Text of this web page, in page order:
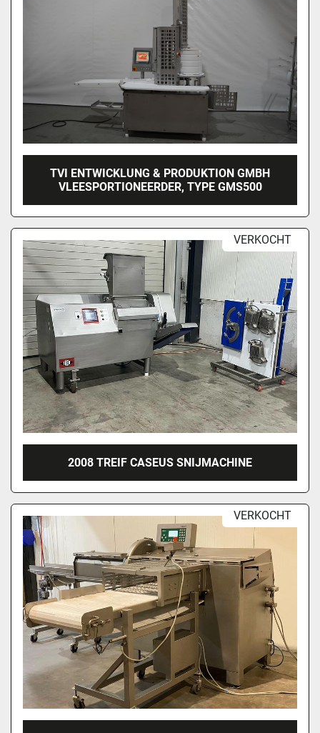
TVI ENTWICKLUNG & PRODUKTION GMBH
VLEESPORTIONEERDER, TYPE GMS500
VERKOCHT
2008 TREIF CASEUS SNIJMACHINE
VERKOCHT